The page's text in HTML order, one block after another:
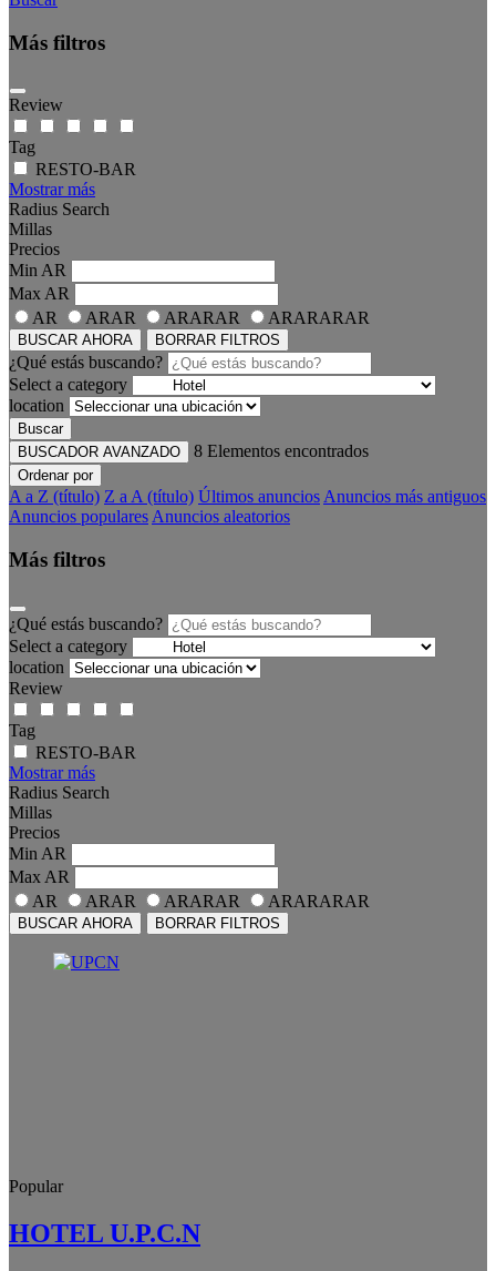
Más filtros
Review
Tag
RESTO-BAR
Mostrar más
Radius Search
Millas
Precios
Min AR
Max AR
AR
ARAR ARARAR ARARARAR
BUSCAR AHORA BORRAR FILTROS
¿Qué estás buscando?
Select a category
location
Buscar
BUSCADOR AVANZADO
8 Elementos encontrados
Ordenar por
A a Z (título) Z a A (título) Últimos anuncios Anuncios más antiguos
Anuncios populares Anuncios aleatorios
Más filtros
¿Qué estás buscando?
Select a category
location
Review
Tag
RESTO-BAR
Mostrar más
Radius Search
Millas
Precios
Min AR
Max AR
AR
ARAR ARARAR ARARARAR
BUSCAR AHORA BORRAR FILTROS
Popular
HOTEL U.P.C.N